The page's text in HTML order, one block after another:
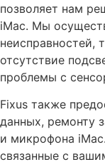
позволяет нам
iMac. Мы
неисправностей,
отсутствие
проблемы с
Fixus также
данных, ремонту
и микрофона
связанные с